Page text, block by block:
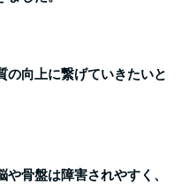
の向上に繋げていきたいと
骨盤は障害されやすく、